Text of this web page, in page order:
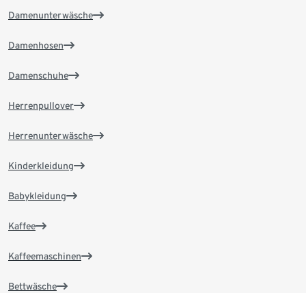
Damenunterwäsche
Damenhosen
Damenschuhe
Herrenpullover
Herrenunterwäsche
Kinderkleidung
Babykleidung
Kaffee
Kaffeemaschinen
Bettwäsche